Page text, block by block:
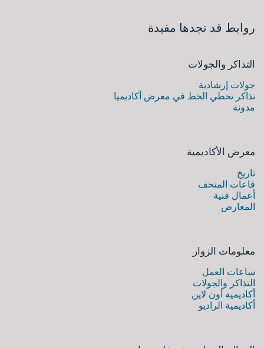
روابط قد تجدها مفيدة
التذاكر والجولات
جولات إرشادية
تذاكر تخطي الخط في معرض أكاديميا
مدونة
معرض الأكاديمية
تاريخ
قاعات المتحف
أعمال فنية
المعارض
معلومات الزوار
ساعات العمل
التذاكر والجولات
أكاديمية أون لاين
أكاديمية الراديو